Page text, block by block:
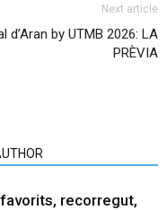
Next article
d’Aran by UTMB 2026: LA
PRÈVIA
recorregut,